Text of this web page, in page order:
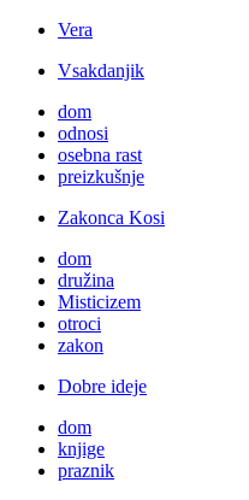
Vera
Vsakdanjik
dom
odnosi
osebna rast
preizkušnje
Zakonca Kosi
dom
družina
Misticizem
otroci
zakon
Dobre ideje
dom
knjige
praznik